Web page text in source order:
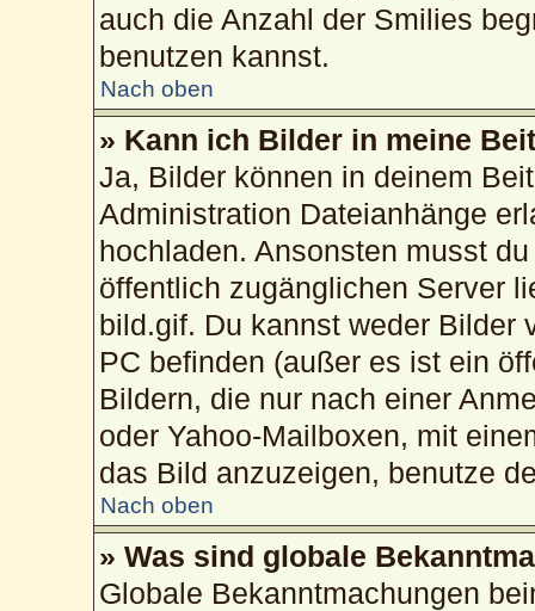
auch die Anzahl der Smilies
benutzen kannst.
Nach oben
» Kann ich Bilder in meine
Ja, Bilder können in deinem
Administration Dateianhänge
hochladen. Ansonsten musst
öffentlich zugänglichen Server
bild.gif. Du kannst weder Bilder
PC befinden (außer es ist ein
Bildern, die nur nach einer
oder Yahoo-Mailboxen, mit
das Bild anzuzeigen, benutze
Nach oben
» Was sind globale
Globale Bekanntmachungen